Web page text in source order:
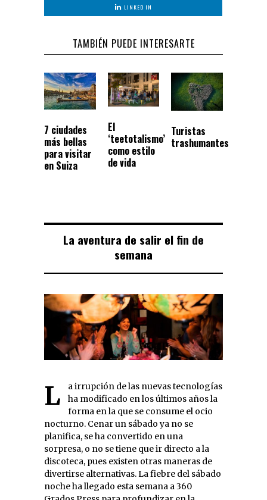
LINKED IN
TAMBIÉN PUEDE INTERESARTE
7 ciudades
más bellas
para visitar
en Suiza
El
‘teetotalismo’
como estilo
de vida
Turistas
trashumantes
La aventura de salir el fin de
semana
La irrupción de las nuevas tecnologías
ha modificado en los últimos años la
forma en la que se consume el ocio
nocturno. Cenar un sábado ya no se
planifica, se ha convertido en una
sorpresa, o no se tiene que ir directo a la
discoteca, pues existen otras maneras de
divertirse alternativas. La fiebre del sábado
noche ha llegado esta semana a 360